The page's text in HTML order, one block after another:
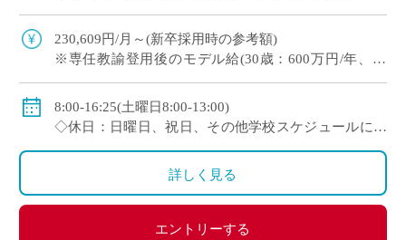
験なし) ・1クラス30名の少人数 […]
230,609円/月～(新卒採用時の参考額)
※専任教諭登用後のモデル給(30歳：600万円/年、35
◇賞与：有(7.0ヶ月分＋α ※過去実績)
◇手当：各種有
◇保険：私学共済、雇用保険、労災保険
8:00-16:25(土曜日8:00-13:00)
◇休日：日曜日、祝日、その他学校スケジュールによ
詳しく見る
エントリーする